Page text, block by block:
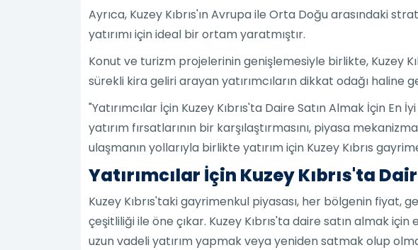
Ayrıca, Kuzey Kıbrıs'ın Avrupa ile Orta Doğu arasındaki
yatırımı için ideal bir ortam yaratmıştır.
Konut ve turizm projelerinin genişlemesiyle birlikte, Kuzey
sürekli kira geliri arayan yatırımcıların dikkat odağı haline
"Yatırımcılar İçin Kuzey Kıbrıs'ta Daire Satın Almak İçin
yatırım fırsatlarının bir karşılaştırmasını, piyasa
ulaşmanın yollarıyla birlikte yatırım için Kuzey Kıbrıs
Yatırımcılar İçin Kuzey Kıbrıs'ta
Kuzey Kıbrıs'taki gayrimenkul piyasası, her bölgenin fiyat,
çeşitliliği ile öne çıkar. Kuzey Kıbrıs'ta daire satın almak
uzun vadeli yatırım yapmak veya yeniden satmak olup